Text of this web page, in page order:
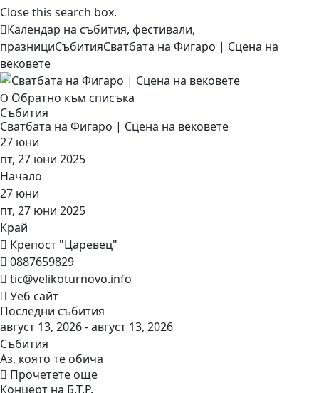
Close this search box.
Календар на събития, фестивали,
празнициСъбитияСватбата на Фигаро | Сцена на
вековете
Обратно към списъка
Събития
Сватбата на Фигаро | Сцена на вековете
27 юни
пт, 27 юни 2025
Начало
27 юни
пт, 27 юни 2025
Край
Крепост "Царевец"
0887659829
tic@velikoturnovo.info
Уеб сайт
Последни събития
август 13, 2026 - август 13, 2026
Събития
Аз, която те обича
Прочетете още
Концерт на Б.Т.Р.